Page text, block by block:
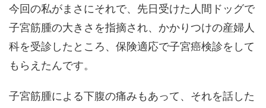
今回の私がまさにそれで、先日受けた人間ドッグで
子宮筋腫の大きさを指摘され、かかりつけの産婦人
科を受診したところ、保険適応で子宮癌検診をして
もらえたんです。
子宮筋腫による下腹の痛みもあって、それを話した